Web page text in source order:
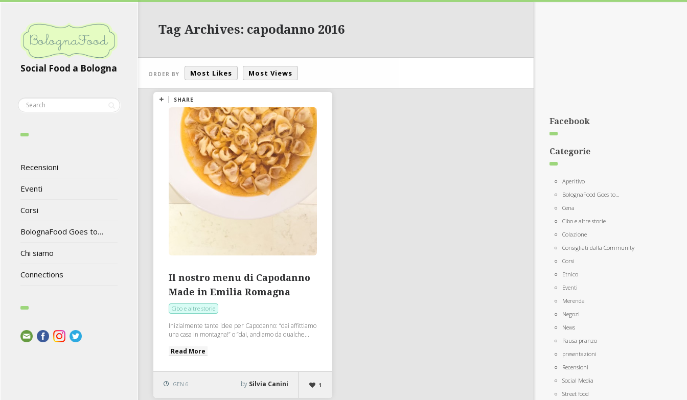
Social Food a Bologna
Recensioni
Eventi
Corsi
BolognaFood Goes to…
Chi siamo
Connections
Tag Archives: capodanno 2016
ORDER BY Most Likes Most Views
SHARE
Il nostro menu di Capodanno
Made in Emilia Romagna
Cibo e altre storie
Inizialmente tante idee per Capodanno: “dai affittiamo
una casa in montagna!” o “dai, andiamo da qualche...
Read More
GEN 6 1
by Silvia Canini
Facebook
Categorie
Aperitivo
BolognaFood Goes to…
Cena
Cibo e altre storie
Colazione
Consigliati dalla Community
Corsi
Etnico
Eventi
Merenda
Negozi
News
Pausa pranzo
presentazioni
Recensioni
Social Media
Street food